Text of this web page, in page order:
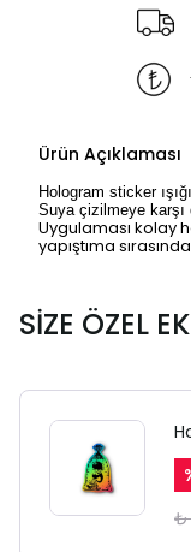
Ürün Açıklaması
Hologram sticker
Suya çizilmeye karşı
Uygulaması kolay
yapıştıma
SİZE ÖZEL
₺